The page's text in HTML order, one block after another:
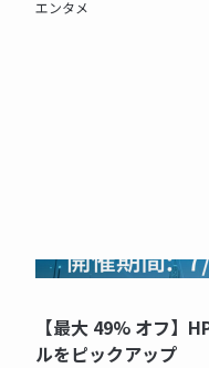
エンタメ
【最大 49% オフ】
ルをピックアップ